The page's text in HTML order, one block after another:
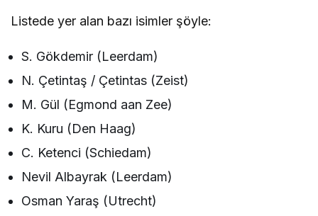
Listede yer alan bazı isimler şöyle:
S. Gökdemir (Leerdam)
N. Çetintaş / Çetintas (Zeist)
M. Gül (Egmond aan Zee)
K. Kuru (Den Haag)
C. Ketenci (Schiedam)
Nevil Albayrak (Leerdam)
Osman Yaraş (Utrecht)